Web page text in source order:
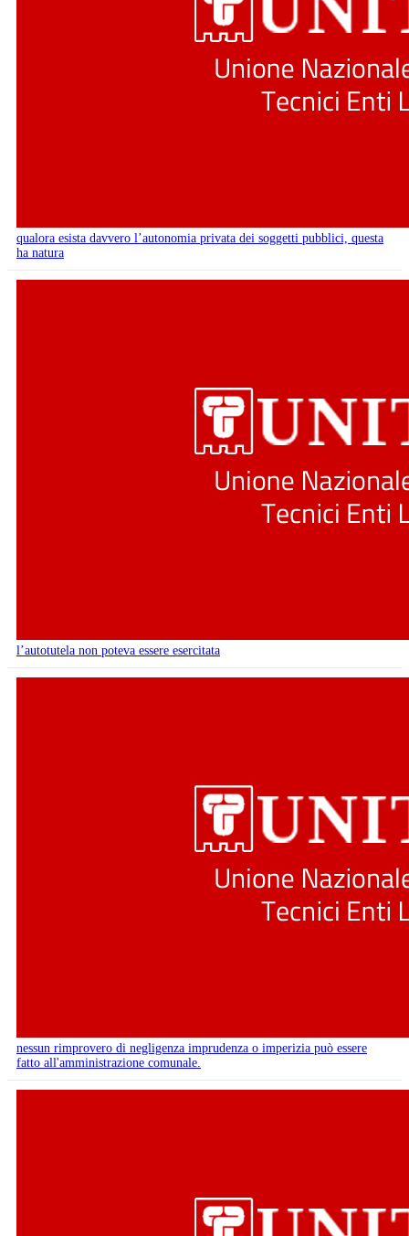
qualora esista davvero l’autonomia privata dei soggetti pubblici, questa
ha natura
l’autotutela non poteva essere esercitata
nessun rimprovero di negligenza imprudenza o imperizia può essere
fatto all'amministrazione comunale.